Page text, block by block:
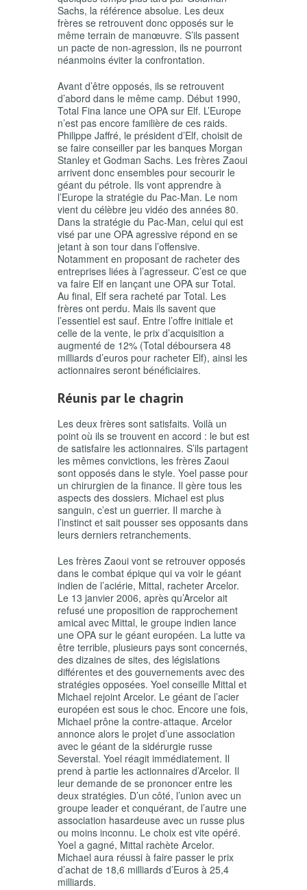
Sachs, la référence absolue. Les deux
frères se retrouvent donc opposés sur le
même terrain de manœuvre. S’ils passent
un pacte de non-agression, ils ne pourront
néanmoins éviter la confrontation.
Avant d’être opposés, ils se retrouvent
d’abord dans le même camp. Début 1990,
Total Fina lance une OPA sur Elf. L’Europe
n’est pas encore familière de ces raids.
Philippe Jaffré, le président d’Elf, choisit de
se faire conseiller par les banques Morgan
Stanley et Godman Sachs. Les frères Zaoui
arrivent donc ensembles pour secourir le
géant du pétrole. Ils vont apprendre à
l’Europe la stratégie du Pac-Man. Le nom
vient du célèbre jeu vidéo des années 80.
Dans la stratégie du Pac-Man, celui qui est
visé par une OPA agressive répond en se
jetant à son tour dans l’offensive.
Notamment en proposant de racheter des
entreprises liées à l’agresseur. C’est ce que
va faire Elf en lançant une OPA sur Total.
Au final, Elf sera racheté par Total. Les
frères ont perdu. Mais ils savent que
l’essentiel est sauf. Entre l’offre initiale et
celle de la vente, le prix d’acquisition a
augmenté de 12% (Total déboursera 48
milliards d’euros pour racheter Elf), ainsi les
actionnaires seront bénéficiaires.
Réunis par le chagrin
Les deux frères sont satisfaits. Voilà un
point où ils se trouvent en accord : le but est
de satisfaire les actionnaires. S’ils partagent
les mêmes convictions, les frères Zaoui
sont opposés dans le style. Yoel passe pour
un chirurgien de la finance. Il gère tous les
aspects des dossiers. Michael est plus
sanguin, c’est un guerrier. Il marche à
l’instinct et sait pousser ses opposants dans
leurs derniers retranchements.
Les frères Zaoui vont se retrouver opposés
dans le combat épique qui va voir le géant
indien de l’aciérie, Mittal, racheter Arcelor.
Le 13 janvier 2006, après qu’Arcelor ait
refusé une proposition de rapprochement
amical avec Mittal, le groupe indien lance
une OPA sur le géant européen. La lutte va
être terrible, plusieurs pays sont concernés,
des dizaines de sites, des législations
différentes et des gouvernements avec des
stratégies opposées. Yoel conseille Mittal et
Michael rejoint Arcelor. Le géant de l’acier
européen est sous le choc. Encore une fois,
Michael prône la contre-attaque. Arcelor
annonce alors le projet d’une association
avec le géant de la sidérurgie russe
Severstal. Yoel réagit immédiatement. Il
prend à partie les actionnaires d’Arcelor. Il
leur demande de se prononcer entre les
deux stratégies. D’un côté, l’union avec un
groupe leader et conquérant, de l’autre une
association hasardeuse avec un russe plus
ou moins inconnu. Le choix est vite opéré.
Yoel a gagné, Mittal rachète Arcelor.
Michael aura réussi à faire passer le prix
d’achat de 18,6 milliards d’Euros à 25,4
milliards.